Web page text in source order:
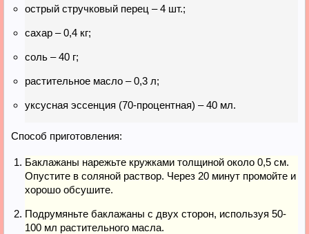
острый стручковый перец – 4 шт.;
сахар – 0,4 кг;
соль – 40 г;
растительное масло – 0,3 л;
уксусная эссенция (70-процентная) – 40 мл.
Способ приготовления:
Баклажаны нарежьте кружками толщиной около 0,5 см.
Опустите в соляной раствор. Через 20 минут промойте и
хорошо обсушите.
Подрумяньте баклажаны с двух сторон, используя 50-
100 мл растительного масла.